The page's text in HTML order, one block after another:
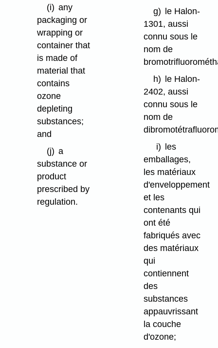
(i) any
packaging or
wrapping or
container that
is made of
material that
contains
ozone
depleting
substances;
and
(j) a
substance or
product
prescribed by
regulation.
g)
le Halon-
1301, aussi
connu sous le
nom de
h)
le Halon-
2402, aussi
connu sous le
nom de
i) les
emballages,
les matériaux
d'enveloppement
et les
contenants qui
ont été
fabriqués avec
des matériaux
qui
contiennent
des
substances
appauvrissant
la couche
d'ozone;